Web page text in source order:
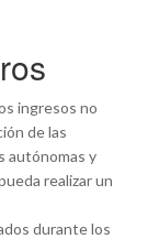
ingresos no
de las
autónomas y
realizar un
durante los